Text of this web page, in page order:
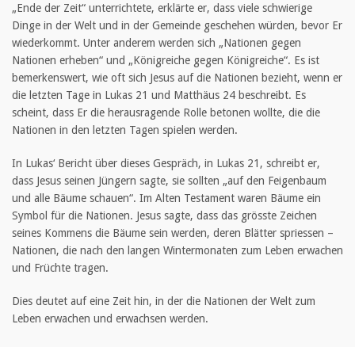
„Ende der Zeit“ unterrichtete, erklärte er, dass viele schwierige
Dinge in der Welt und in der Gemeinde geschehen würden, bevor Er
wiederkommt. Unter anderem werden sich „Nationen gegen
Nationen erheben“ und „Königreiche gegen Königreiche“. Es ist
bemerkenswert, wie oft sich Jesus auf die Nationen bezieht, wenn er
die letzten Tage in Lukas 21 und Matthäus 24 beschreibt. Es
scheint, dass Er die herausragende Rolle betonen wollte, die die
Nationen in den letzten Tagen spielen werden.
In Lukas‘ Bericht über dieses Gespräch, in Lukas 21, schreibt er,
dass Jesus seinen Jüngern sagte, sie sollten „auf den Feigenbaum
und alle Bäume schauen“. Im Alten Testament waren Bäume ein
Symbol für die Nationen. Jesus sagte, dass das grösste Zeichen
seines Kommens die Bäume sein werden, deren Blätter spriessen –
Nationen, die nach den langen Wintermonaten zum Leben erwachen
und Früchte tragen.
Dies deutet auf eine Zeit hin, in der die Nationen der Welt zum
Leben erwachen und erwachsen werden.